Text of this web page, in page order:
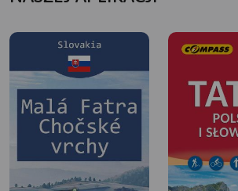
terenem z powrotem na parking.
zdecydowanie godna polecenia.